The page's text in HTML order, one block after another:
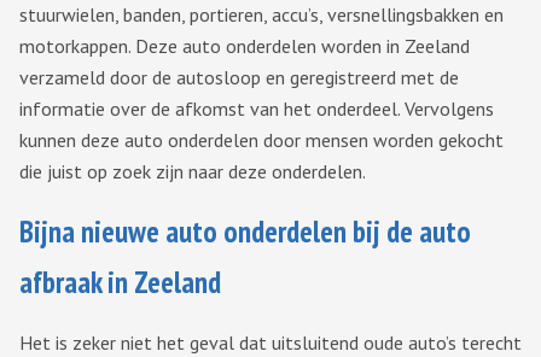
stuurwielen, banden, portieren, accu’s, versnellingsbakken en
motorkappen. Deze auto onderdelen worden in Zeeland
verzameld door de autosloop en geregistreerd met de
informatie over de afkomst van het onderdeel. Vervolgens
kunnen deze auto onderdelen door mensen worden gekocht
die juist op zoek zijn naar deze onderdelen.
Bijna nieuwe auto onderdelen bij de auto
afbraak in Zeeland
Het is zeker niet het geval dat uitsluitend oude auto’s terecht